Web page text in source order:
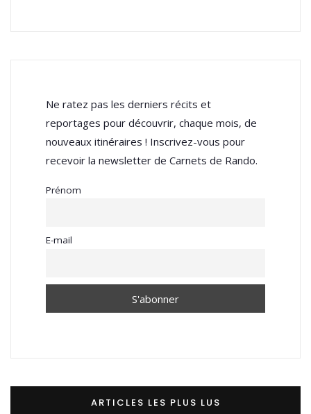
Ne ratez pas les derniers récits et
reportages pour découvrir, chaque mois, de
nouveaux itinéraires ! Inscrivez-vous pour
recevoir la newsletter de Carnets de Rando.
Prénom
E-mail
ARTICLES LES PLUS LUS